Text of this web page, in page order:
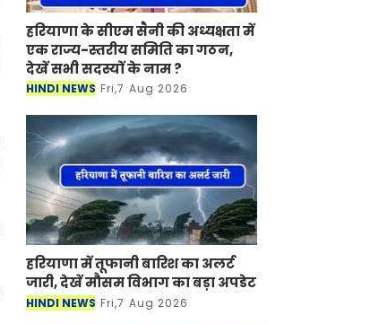
हरियाणा के सीएम सैनी की अध्यक्षता में
एक राज्य-स्तरीय समिति का गठन,
देखें सभी सदस्यों के नाम ?
HINDI NEWS Fri,7 Aug 2026
हरियाणा में तूफानी बारिश का अलर्ट
जारी, देखें मौसम विभाग का बड़ा अपडेट
HINDI NEWS Fri,7 Aug 2026